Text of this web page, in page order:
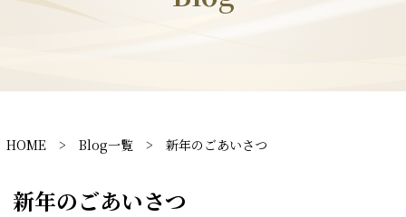
HOME > Blog一覧 > 新年のごあいさつ
新年のごあいさつ